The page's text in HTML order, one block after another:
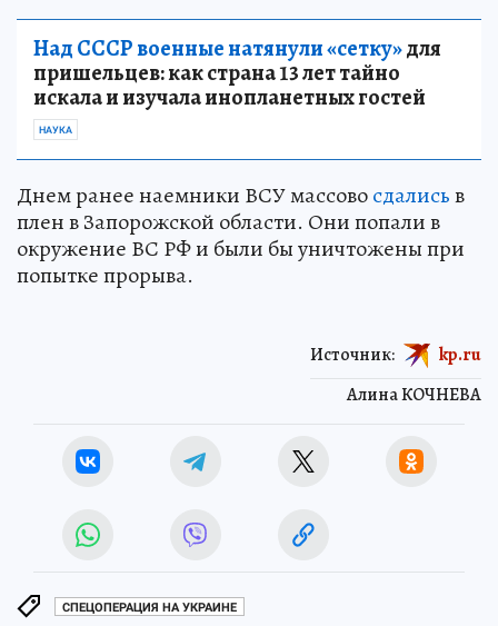
Над СССР военные натянули «сетку»для
пришельцев: как страна 13 лет тайно
искала и изучала инопланетных гостей
НАУКА
Днем ранее наемники ВСУ массовосдалисьв
плен в Запорожской области. Они попали в
окружение ВС РФ и были бы уничтожены при
попытке прорыва.
Алина КОЧНЕВА
Источник: kp.ru
СПЕЦОПЕРАЦИЯ НА УКРАИНЕ